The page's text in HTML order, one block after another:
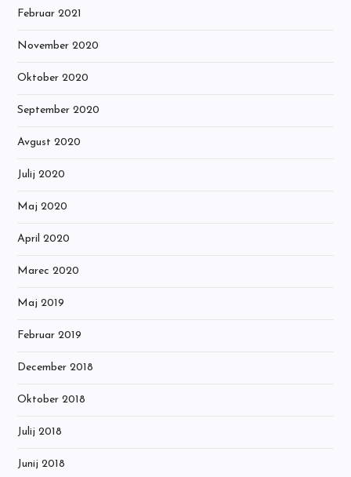
Februar 2021
November 2020
Oktober 2020
September 2020
Avgust 2020
Julij 2020
Maj 2020
April 2020
Marec 2020
Maj 2019
Februar 2019
December 2018
Oktober 2018
Julij 2018
Junij 2018